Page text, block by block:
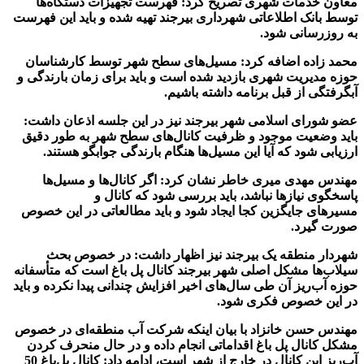
توسط بانک اطلاعاتی شهرداری بیرجند تهیه شده و باید این فهرست
به روزرسانی شود.
محمد زاده اضافه کرد: مسیل‌های سطح شهر توسط کارشناسان
حوزه مدیریت شهری بازدید شده است و باید برای زمان بارندگی و
آبگرفتگی از قبل برنامه داشته باشیم.
عضو شورای اسلامی شهر بیرجند نیز در این جلسه اذعان داشت:
باید وضعیت موجود و ظرفیت کانال‌های سطح شهر به طور دقیق
ارزیابی شود که آیا این مسیل‌ها هنگام بارندگی جوابگو هستند.
مهندس مهدی میری خاطر نشان کرد: اگر کانال‌ها و مسیل‌ها
پاسخگوی نیازها نباشد، باید بررسی شود که کانال‌ و
مسیرهای جایگزین کجا ایجاد شود و باید مطالعاتی در این خصوص
صورت گیرد.
شهردار منطقه یک بیرجند نیز اظهار داشت: در خصوص بحث
سیلاب‌ها مشکل اصلی شهر بیرجند کانال پل باغ است که متأسفانه
حوزه آب‌ریز آن طی سال‌های اخیر افزایش چندانی پیدا نکرده و باید
در این خصوص فکری شود.
مهندس حسن خانزاد با بیان اینکه شرکت آب منطقه‌ای در خصوص
مشکل کانال پل باغ اقداماتی انجام داده و در حال منحرف کردن
آب‌ریز این کانال در خارج از شهر است، ادامه داد: کانال پل‌باغ 50